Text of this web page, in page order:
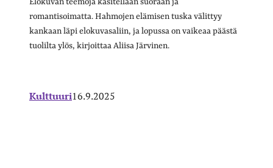
romantisoimatta. Hahmojen elämisen tuska välittyy
kankaan läpi elokuvasaliin, ja lopussa on vaikeaa päästä
tuolilta ylös, kirjoittaa Aliisa Järvinen.
Kulttuuri16.9.2025